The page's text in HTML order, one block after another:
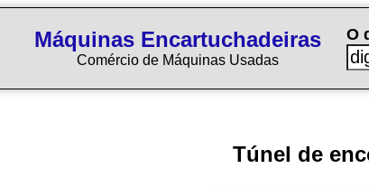
Máquinas Encartuchadeiras
Comércio de Máquinas Usadas
O
Túnel de